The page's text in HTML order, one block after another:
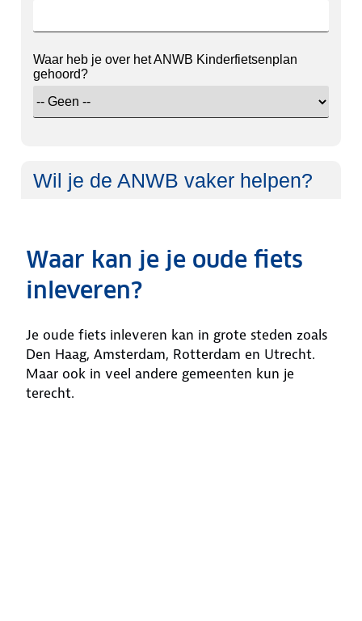
Waar kan je je oude fiets
inleveren?
Je oude fiets inleveren kan in grote steden zoals
Den Haag, Amsterdam, Rotterdam en Utrecht.
Maar ook in veel andere gemeenten kun je
terecht.